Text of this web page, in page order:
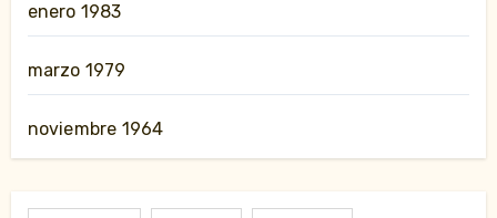
enero 1983
marzo 1979
noviembre 1964